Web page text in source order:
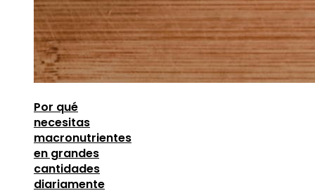
Por qué
necesitas
macronutrientes
en grandes
cantidades
diariamente